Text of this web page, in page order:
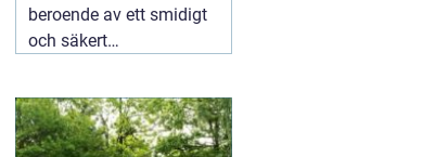
beroende av ett smidigt
och säkert
fungerande digitalt flöde
blir vardagen snabbt
rörig: dubbelbokningar,